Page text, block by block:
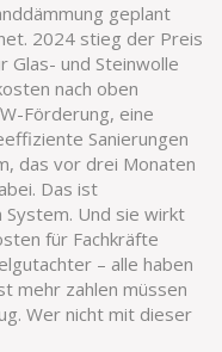
geplant
2024 stieg der Preis
Glas- und Steinwolle
nach oben
Förderung, eine
Sanierungen
das vor drei Monaten
Das ist
System. Und sie wirkt
für Fachkräfte
– alle haben
mehr zahlen müssen
Wer nicht mit dieser